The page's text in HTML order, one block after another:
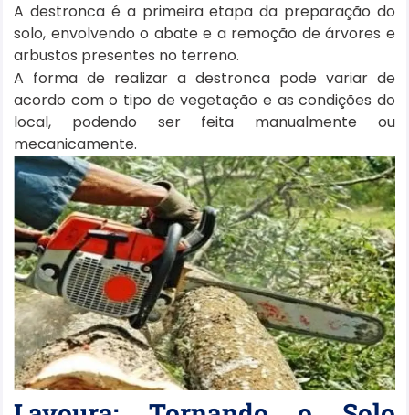
A destronca é a primeira etapa da preparação do
solo, envolvendo o abate e a remoção de árvores e
arbustos presentes no terreno.
A forma de realizar a destronca pode variar de
acordo com o tipo de vegetação e as condições do
local, podendo ser feita manualmente ou
mecanicamente.